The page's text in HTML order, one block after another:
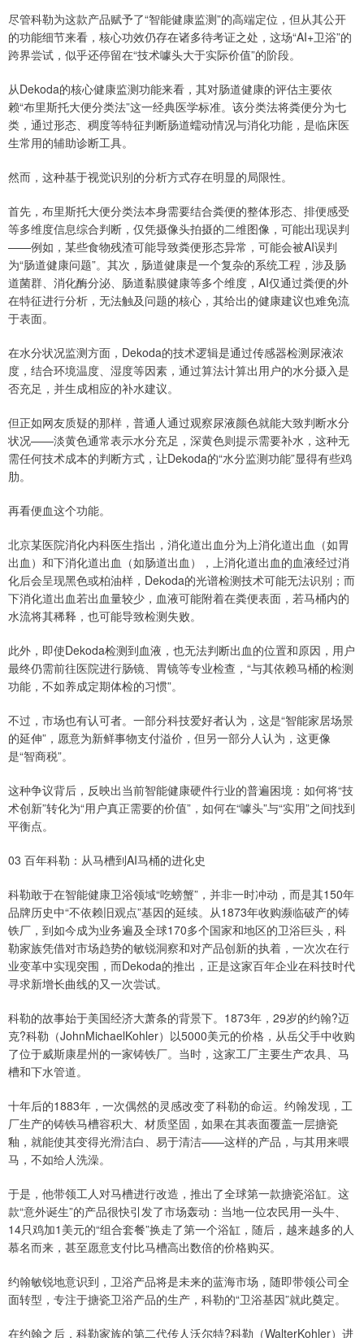
尽管科勒为这款产品赋予了“智能健康监测”的高端定位，但从其公开
的功能细节来看，核心功效仍存在诸多待考证之处，这场“AI+卫浴”的
跨界尝试，似乎还停留在“技术噱头大于实际价值”的阶段。
从Dekoda的核心健康监测功能来看，其对肠道健康的评估主要依
赖“布里斯托大便分类法”这一经典医学标准。该分类法将粪便分为七
类，通过形态、稠度等特征判断肠道蠕动情况与消化功能，是临床医
生常用的辅助诊断工具。
然而，这种基于视觉识别的分析方式存在明显的局限性。
首先，布里斯托大便分类法本身需要结合粪便的整体形态、排便感受
等多维度信息综合判断，仅凭摄像头拍摄的二维图像，可能出现误判
——例如，某些食物残渣可能导致粪便形态异常，可能会被AI误判
为“肠道健康问题”。其次，肠道健康是一个复杂的系统工程，涉及肠
道菌群、消化酶分泌、肠道黏膜健康等多个维度，AI仅通过粪便的外
在特征进行分析，无法触及问题的核心，其给出的健康建议也难免流
于表面。
在水分状况监测方面，Dekoda的技术逻辑是通过传感器检测尿液浓
度，结合环境温度、湿度等因素，通过算法计算出用户的水分摄入是
否充足，并生成相应的补水建议。
但正如网友质疑的那样，普通人通过观察尿液颜色就能大致判断水分
状况——淡黄色通常表示水分充足，深黄色则提示需要补水，这种无
需任何技术成本的判断方式，让Dekoda的“水分监测功能”显得有些鸡
肋。
再看便血这个功能。
北京某医院消化内科医生指出，消化道出血分为上消化道出血（如胃
出血）和下消化道出血（如肠道出血），上消化道出血的血液经过消
化后会呈现黑色或柏油样，Dekoda的光谱检测技术可能无法识别；而
下消化道出血若出血量较少，血液可能附着在粪便表面，若马桶内的
水流将其稀释，也可能导致检测失败。
此外，即使Dekoda检测到血液，也无法判断出血的位置和原因，用户
最终仍需前往医院进行肠镜、胃镜等专业检查，“与其依赖马桶的检测
功能，不如养成定期体检的习惯”。
不过，市场也有认可者。一部分科技爱好者认为，这是“智能家居场景
的延伸”，愿意为新鲜事物支付溢价，但另一部分人认为，这更像
是“智商税”。
这种争议背后，反映出当前智能健康硬件行业的普遍困境：如何将“技
术创新”转化为“用户真正需要的价值”，如何在“噱头”与“实用”之间找到
平衡点。
03 百年科勒：从马槽到AI马桶的进化史
科勒敢于在智能健康卫浴领域“吃螃蟹”，并非一时冲动，而是其150年
品牌历史中“不依赖旧观点”基因的延续。从1873年收购濒临破产的铸
铁厂，到如今成为业务遍及全球170多个国家和地区的卫浴巨头，科
勒家族凭借对市场趋势的敏锐洞察和对产品创新的执着，一次次在行
业变革中实现突围，而Dekoda的推出，正是这家百年企业在科技时代
寻求新增长曲线的又一次尝试。
科勒的故事始于美国经济大萧条的背景下。1873年，29岁的约翰?迈
克?科勒（JohnMichaelKohler）以5000美元的价格，从岳父手中收购
了位于威斯康星州的一家铸铁厂。当时，这家工厂主要生产农具、马
槽和下水管道。
十年后的1883年，一次偶然的灵感改变了科勒的命运。约翰发现，工
厂生产的铸铁马槽容积大、材质坚固，如果在其表面覆盖一层搪瓷
釉，就能使其变得光滑洁白、易于清洁——这样的产品，与其用来喂
马，不如给人洗澡。
于是，他带领工人对马槽进行改造，推出了全球第一款搪瓷浴缸。这
款“意外诞生”的产品很快引发了市场轰动：当地一位农民用一头牛、
14只鸡加1美元的“组合套餐”换走了第一个浴缸，随后，越来越多的人
慕名而来，甚至愿意支付比马槽高出数倍的价格购买。
约翰敏锐地意识到，卫浴产品将是未来的蓝海市场，随即带领公司全
面转型，专注于搪瓷卫浴产品的生产，科勒的“卫浴基因”就此奠定。
在约翰之后，科勒家族的第二代传人沃尔特?科勒（WalterKohler）进